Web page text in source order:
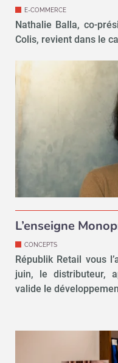
E-COMMERCE
Nathalie Balla, co-
Colis, revient dans le
L’enseigne
CONCEPTS
Républik Retail vous
juin, le distributeur,
valide le